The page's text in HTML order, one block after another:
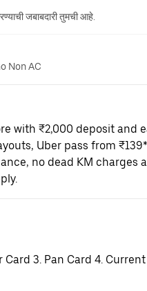
जबाबदारी तुमची आहे.
Non AC
with ₹2,000 deposit and
Uber pass from
no dead KM charges
Card 3. Pan Card 4.